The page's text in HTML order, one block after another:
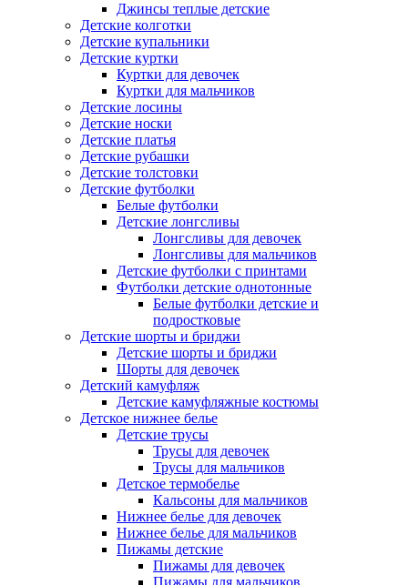
Джинсы теплые детские
Детские колготки
Детские купальники
Детские куртки
Куртки для девочек
Куртки для мальчиков
Детские лосины
Детские носки
Детские платья
Детские рубашки
Детские толстовки
Детские футболки
Белые футболки
Детские лонгсливы
Лонгсливы для девочек
Лонгсливы для мальчиков
Детские футболки с принтами
Футболки детские однотонные
Белые футболки детские и
подростковые
Детские шорты и бриджи
Детские шорты и бриджи
Шорты для девочек
Детский камуфляж
Детские камуфляжные костюмы
Детское нижнее белье
Детские трусы
Трусы для девочек
Трусы для мальчиков
Детское термобелье
Кальсоны для мальчиков
Нижнее белье для девочек
Нижнее белье для мальчиков
Пижамы детские
Пижамы для девочек
Пижамы для мальчиков